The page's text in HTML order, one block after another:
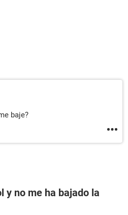
baje?
y no me ha bajado la